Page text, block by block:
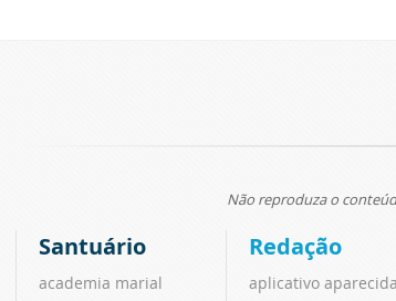
Não reproduza o
Santuário
academia marial
Redação
aplicativo aparecida